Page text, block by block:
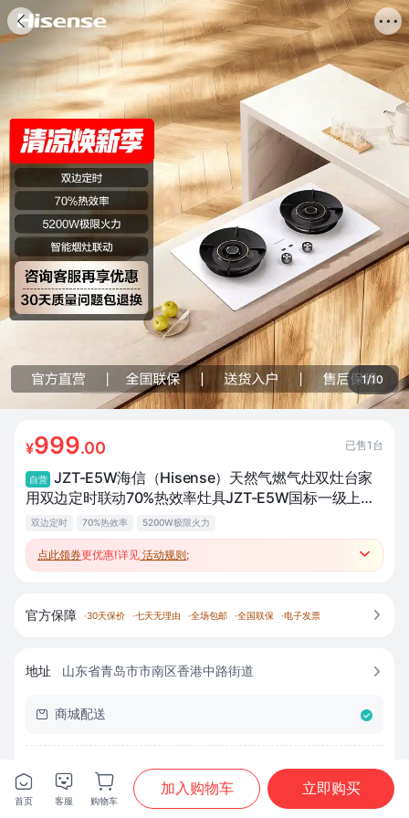
海信商城
搜索商品

首页

分类

购物车

 
商品 评价 推荐 详情
1/10
¥999.00 已售1 台
自营
JZT-E5W海信（Hisense）天然气燃气灶双灶台家
用双边定时联动70%热效率灶具JZT-E5W国标一级上门
安装厨卫
双边定时 70%热效率 5200W极限火力
点此领券更优惠!详见 活动规则;
●参加厨卫跨品类满2类97折3类95折4类93折；

官方保障 ·30天保价 ·七天无理由 ·全场包邮 ·全国联保 ·电子发票 
地址 山东省青岛市市南区香港中路街道 
 商城配送


首页

客服

购物车
加入购物车 立即购买